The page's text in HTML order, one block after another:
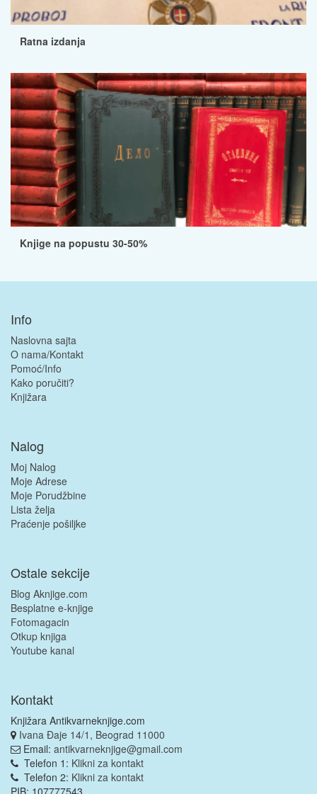
Ratna izdanja
Knjige na popustu 30-50%
Info
Naslovna sajta
O nama/Kontakt
Pomoć/Info
Kako poručiti?
Knjižara
Nalog
Moj Nalog
Moje Adrese
Moje Porudžbine
Lista želja
Praćenje pošiljke
Ostale sekcije
Blog Aknjige.com
Besplatne e-knjige
Fotomagacin
Otkup knjiga
Youtube kanal
Kontakt
Knjižara Antikvarneknjige.com
Ivana Đaje 14/1, Beograd 11000
Email: antikvarneknjige@gmail.com
Telefon 1: Klikni za kontakt
Telefon 2: Klikni za kontakt
PIB: 107777543